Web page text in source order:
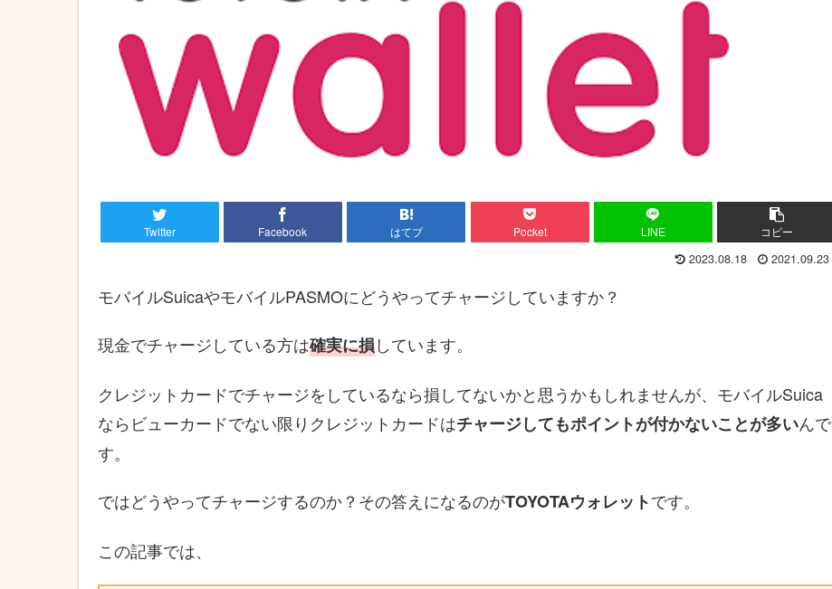
Twitter Facebook はてブ Pocket LINE コピー
2023.08.18 2021.09.23
モバイルSuicaやモバイルPASMOにどうやってチャージしていますか？
現金でチャージしている方は確実に損しています。
クレジットカードでチャージをしているなら損してないかと思うかもしれませんが、モバイルSuica
ならビューカードでない限りクレジットカードはチャージしてもポイントが付かないことが多いんで
す。
ではどうやってチャージするのか？その答えになるのがTOYOTAウォレットです。
この記事では、